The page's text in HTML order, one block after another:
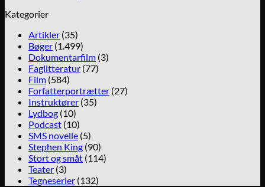
Kategorier
Artikler (35)
Bøger (1.499)
Dokumentarfilm (3)
Faglitteratur (77)
Film (584)
Forfatterportrætter (27)
Instruktører (35)
Lydbog (10)
Podcast (10)
SMS novelle (5)
Stephen King (90)
Stort og småt (114)
Teater (3)
Tegneserier (132)